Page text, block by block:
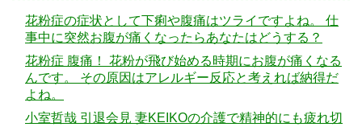
花粉症の症状として下痢や腹痛はツライですよね。 仕
事中に突然お腹が痛くなったらあなたはどうする？
花粉症 腹痛！ 花粉が飛び始める時期にお腹が痛くなる
んです。 その原因はアレルギー反応と考えれば納得だ
よね。
小室哲哉 引退会見 妻KEIKOの介護で精神的にも疲れ切